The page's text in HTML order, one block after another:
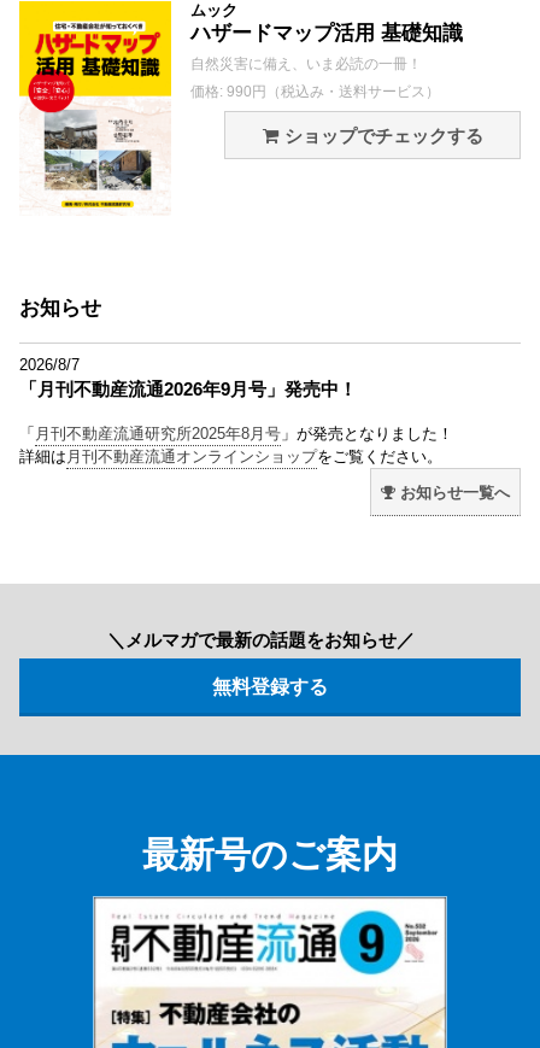
ムック
ハザードマップ活用 基礎知識
自然災害に備え、いま必読の一冊！
価格: 990円（税込み・送料サービス）
ショップでチェックする
お知らせ
2026/8/7
「月刊不動産流通2026年9月号」発売中！
「 月刊不動産流通研究所2025年8月号 」が発売となりました！
詳細は 月刊不動産流通オンラインショップをご覧ください。
お知らせ一覧へ
＼メルマガで最新の話題をお知らせ／
最新号のご案内